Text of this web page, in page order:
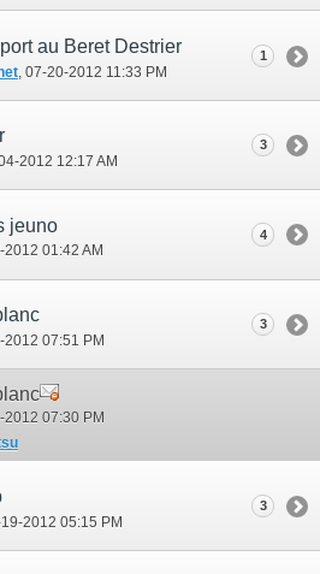
au Beret Destrier
‎, 07-20-2012 11:33 PM
1
2012 12:17 AM
3
jeuno
2012 01:42 AM
4
2012 07:51 PM
3
2012 07:30 PM
19-2012 05:15 PM
3